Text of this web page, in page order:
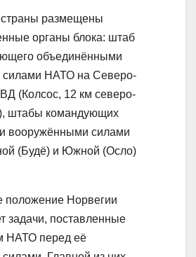
страны размещены
органы блока: штаб
объединёнными
НАТО на Северо-
(Колсос, 12 км северо-
штабы командующих
вооружёнными силами
(Будё) и Южной (Осло)
положение Норвегии
задачи, поставленные
НАТО перед её